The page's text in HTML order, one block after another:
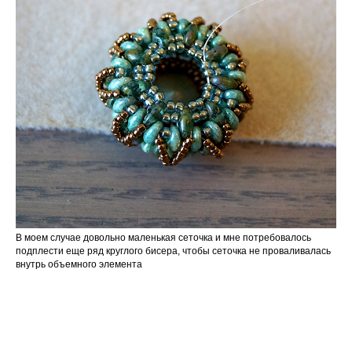
В моем случае довольно маленькая сеточка и мне потребовалось
подплести еще ряд круглого бисера, чтобы сеточка не проваливалась
внутрь объемного элемента